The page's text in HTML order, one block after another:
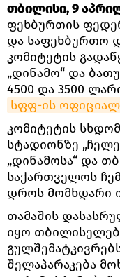
თბილისი, 9
ფეხბურთის
და საფეხბურთო
კომიტეტის
„დინამო“ და
4500 და 3500
სფფ-ის
კომიტეტის
სტადიონზე
„დინამოსა“ და
საქართველოს
დროს მომხდარი
თამაშის
იყო
შელაპარაკება